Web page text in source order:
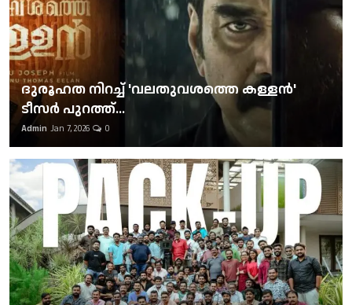
ദുരൂഹത നിറച്ച് 'വലതുവശത്തെ കള്ളന്‍'
ടീസര്‍ പുറത്ത്...
Admin Jan 7, 2026 0